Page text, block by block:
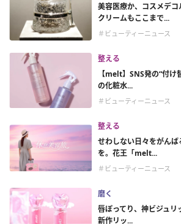
美容医療か、コスメデ
クリームもここまで...
＃ビューティーニュース
整える
【melt】SNS発の“付
の化粧水...
＃ビューティーニュース
整える
せわしない日々をがん
を。花王「melt...
＃ビューティーニュース
磨く
唇ぽってり、神ビジュ
新作リッ...